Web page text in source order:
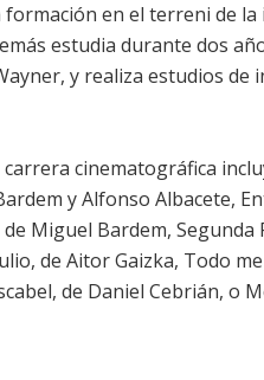
formación en el terreni de
estudia durante dos
y realiza estudios de
cinematográfica
y Alfonso Albacete,
Miguel Bardem, Segunda
de Aitor Gaizka, Todo
de Daniel Cebrián, o